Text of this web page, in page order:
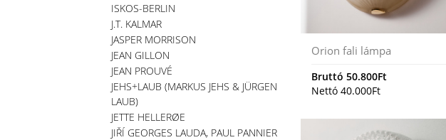
ISKOS-BERLIN
J.T. KALMAR
JASPER MORRISON
JEAN GILLON
JEAN PROUVÉ
JEHS+LAUB (MARKUS JEHS & JÜRGEN
LAUB)
JETTE HELLERØE
JIŘÍ GEORGES LAUDA, PAUL PANNIER
Orion fali lámpa
Bruttó 50.800Ft
Nettó 40.000Ft